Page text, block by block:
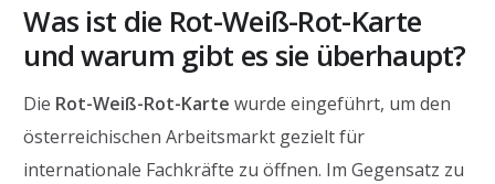
Was ist die Rot-Weiß-Rot-Karte
und warum gibt es sie überhaupt?
Die Rot-Weiß-Rot-Karte wurde eingeführt, um den
österreichischen Arbeitsmarkt gezielt für
internationale Fachkräfte zu öffnen. Im Gegensatz zu